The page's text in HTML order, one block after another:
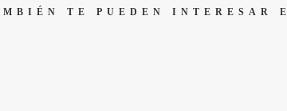
TE PUEDEN INTERESAR